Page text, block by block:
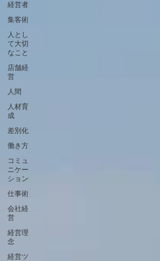
経営者
集客術
人とし
て大切
なこと
店舗経
営
人間
人材育
成
差別化
働き方
コミュ
ニケー
ション
仕事術
会社経
営
経営理
念
経営ツ